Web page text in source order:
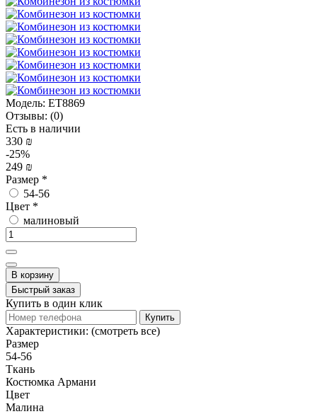
Модель: ET8869
Отзывы: (0)
Есть в наличии
330 ₪
-25%
249 ₪
Размер *
54-56
Цвет *
малиновый
В корзину
Быстрый заказ
Купить в один клик
Купить
Характеристики: (смотреть все)
Размер
54-56
Ткань
Костюмка Армани
Цвет
Малина